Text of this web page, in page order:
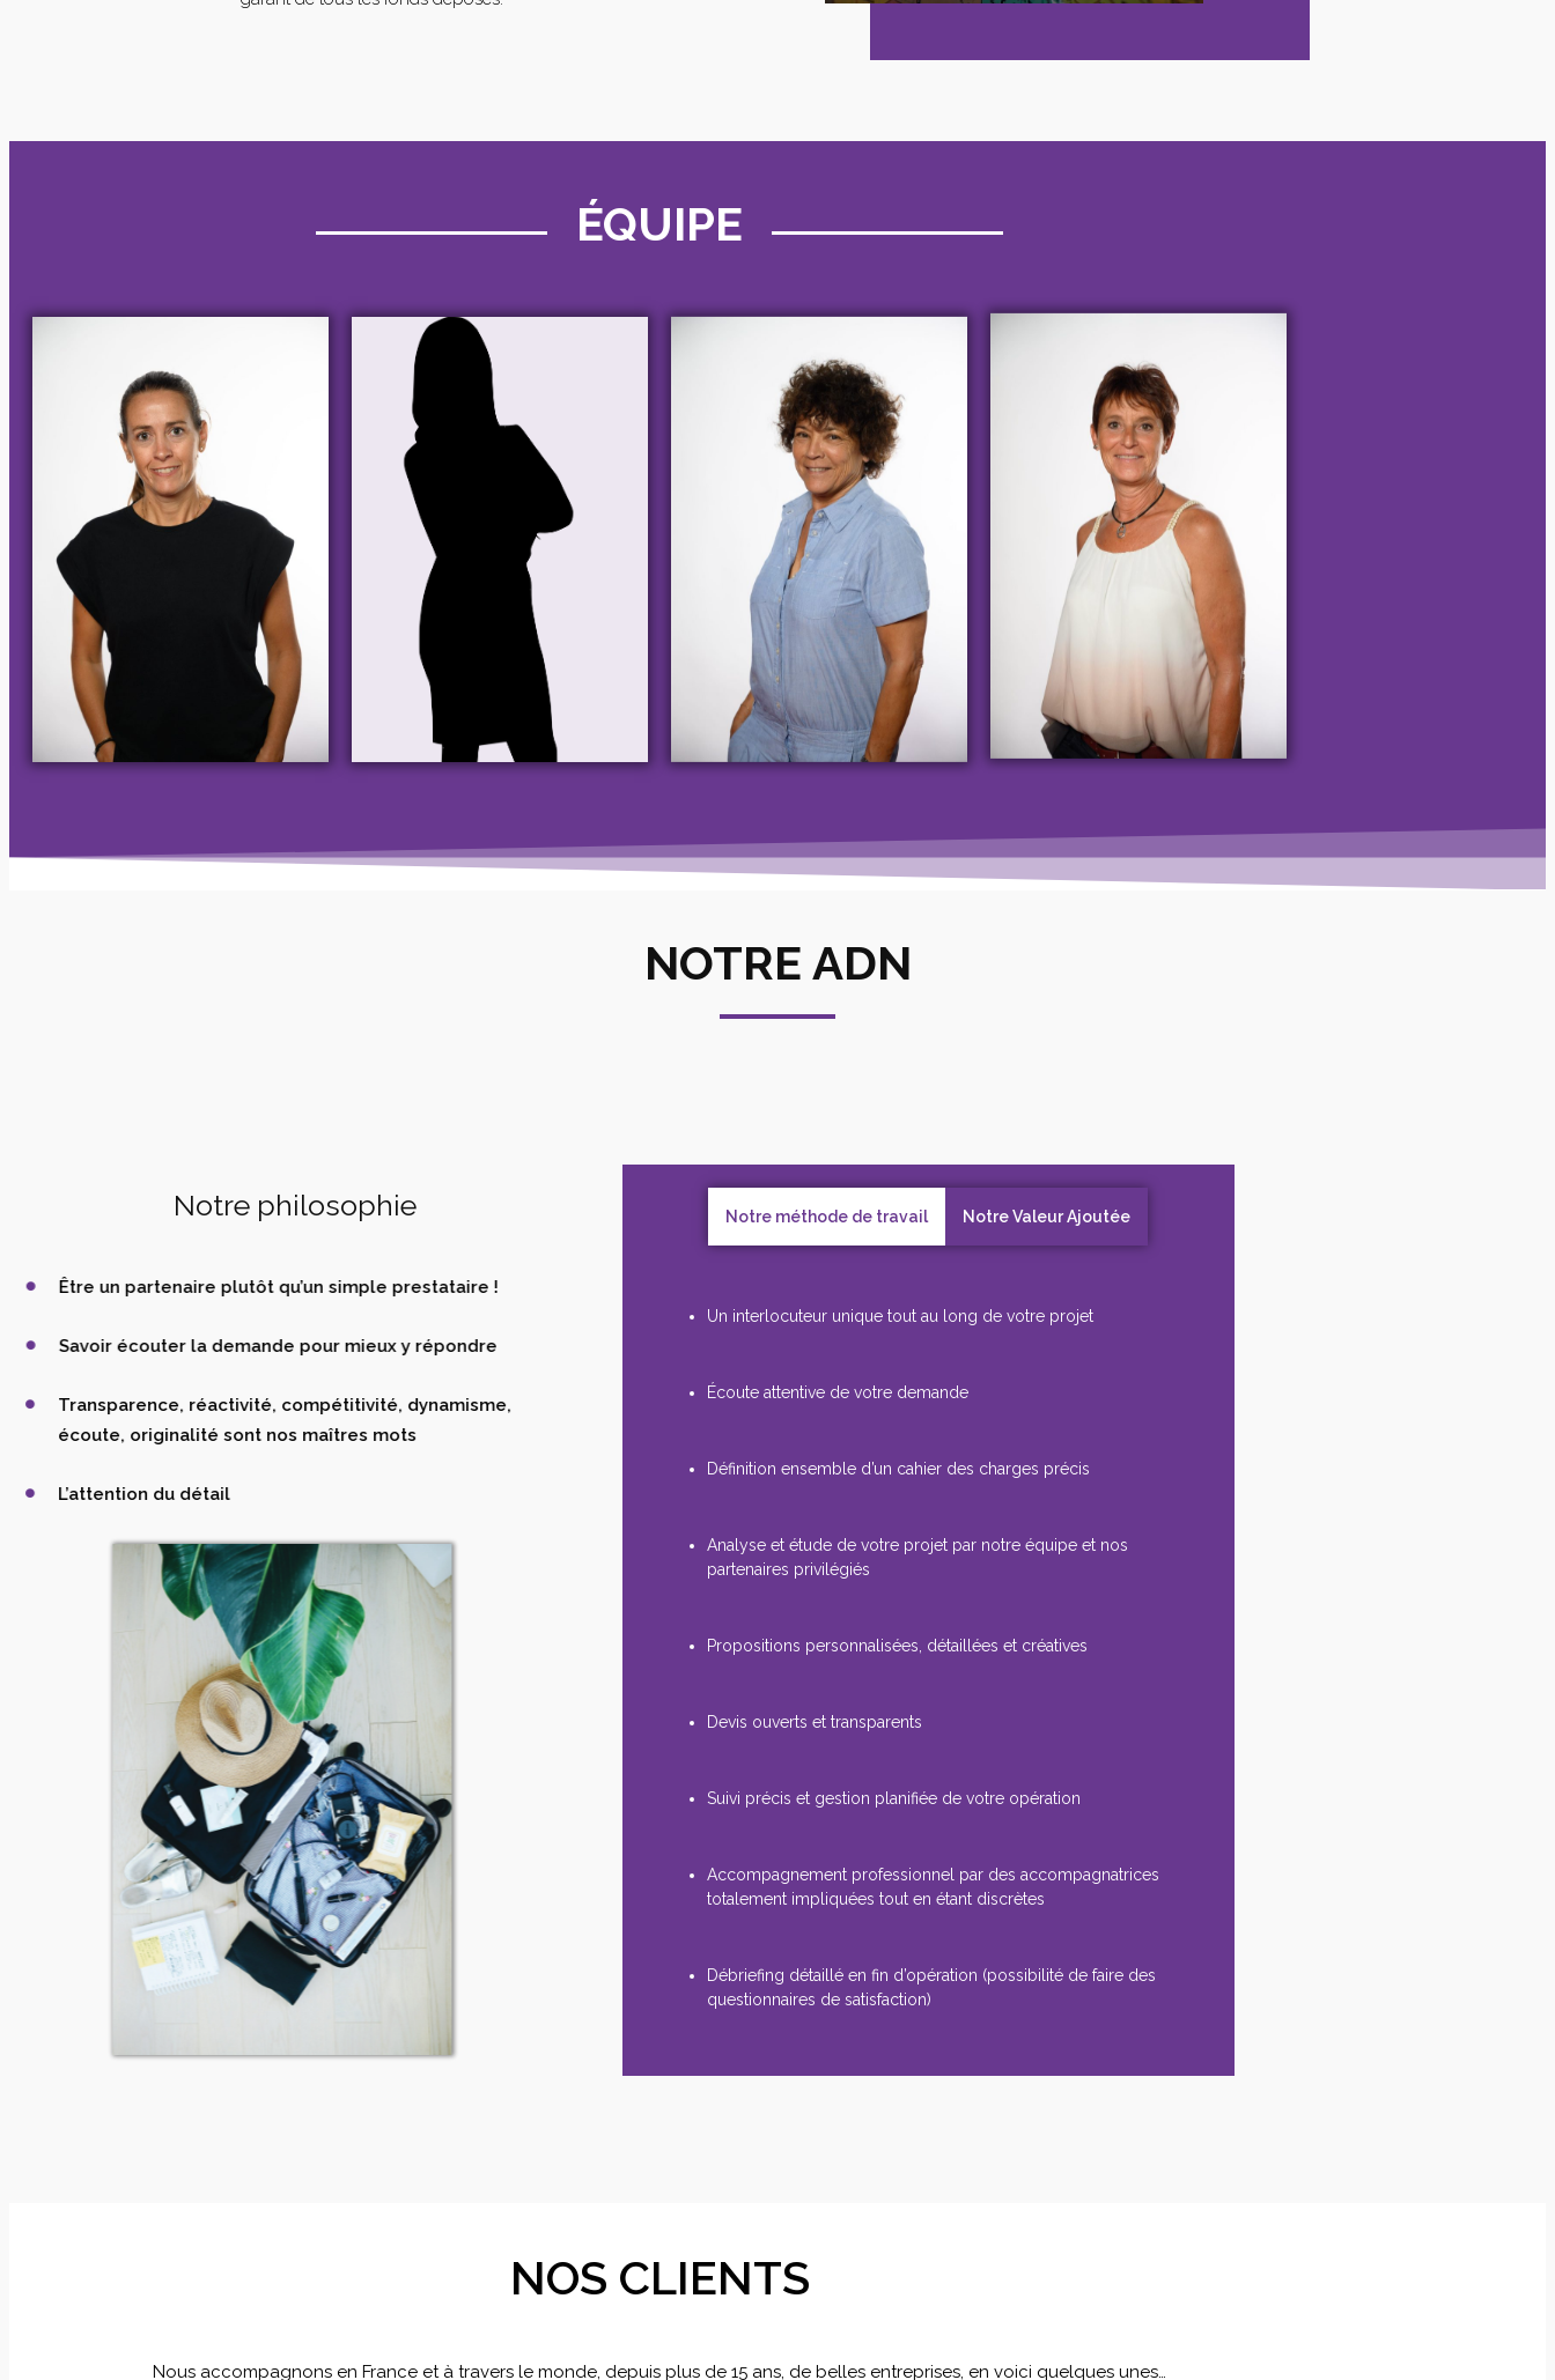
ÉQUIPE
NOTRE ADN
Notre philosophie
Être un partenaire plutôt qu’un simple prestataire !
Savoir écouter la demande pour mieux y répondre
Transparence, réactivité, compétitivité, dynamisme,
écoute, originalité sont nos maîtres mots
L’attention du détail
Notre méthode de travail Notre Valeur Ajoutée
Un interlocuteur unique tout au long de votre projet
Écoute attentive de votre demande
Définition ensemble d’un cahier des charges précis
Analyse et étude de votre projet par notre équipe et nos
partenaires privilégiés
Propositions personnalisées, détaillées et créatives
Devis ouverts et transparents
Suivi précis et gestion planifiée de votre opération
Accompagnement professionnel par des accompagnatrices
totalement impliquées tout en étant discrètes
Débriefing détaillé en fin d’opération (possibilité de faire des
questionnaires de satisfaction)
NOS CLIENTS
Nous accompagnons en France et à travers le monde, depuis plus de 15 ans, de belles entreprises, en voici quelques unes…